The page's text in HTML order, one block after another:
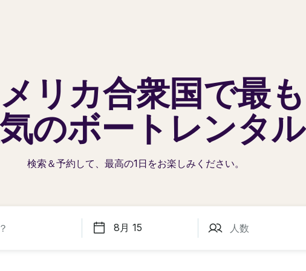
リカ合衆国で最も
のボートレンタル
検索＆予約して、最高の1日をお楽しみください。